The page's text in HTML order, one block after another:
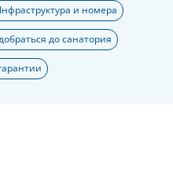
и номера
до санатория